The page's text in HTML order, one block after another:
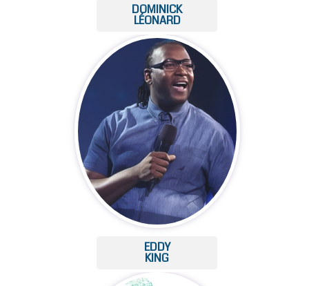
DOMINICK
LÉONARD
EDDY
KING